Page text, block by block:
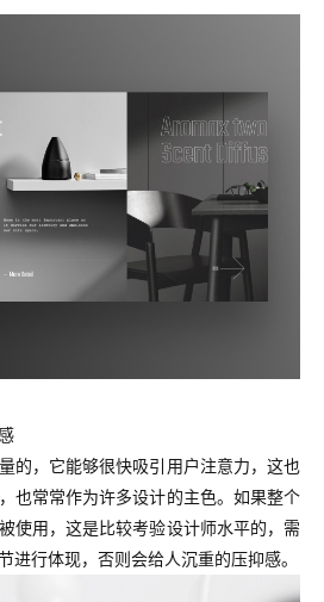
的，它能够很快吸引用户注意力，这也
也常常作为许多设计的主色。如果整个
使用，这是比较考验设计师水平的，需
进行体现，否则会给人沉重的压抑感。